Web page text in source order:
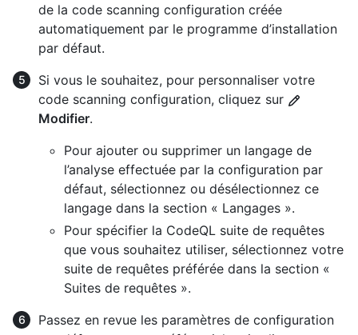
de la code scanning configuration créée
automatiquement par le programme d’installation
par défaut.
Si vous le souhaitez, pour personnaliser votre
code scanning configuration, cliquez sur
Modifier.
Pour ajouter ou supprimer un langage de
l’analyse effectuée par la configuration par
défaut, sélectionnez ou désélectionnez ce
langage dans la section « Langages ».
Pour spécifier la CodeQL suite de requêtes
que vous souhaitez utiliser, sélectionnez votre
suite de requêtes préférée dans la section «
Suites de requêtes ».
Passez en revue les paramètres de configuration